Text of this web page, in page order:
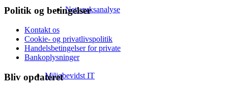
Netværksanalyse
Miljøbevidst IT
Politik og betingelser
Kontakt os
Cookie- og privatlivspolitik
Handelsbetingelser for private
Bankoplysninger
Bliv opdateret